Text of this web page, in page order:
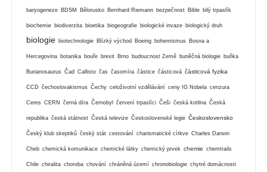
baryogeneze BDSM Bělorusko Bernhard Riemann bezpečnost Bible bilý trpaslík
biochemie biodiverzita bioetika biogeografie biologické invaze biologický druh
biologie biotechnologie Blízký východ Boeing bohemismus Bosna a
Hercegovina botanika bouře brexit Brno budoucnost Země buněčná biologie buňka
Burianosaurus Čad Callisto čas časomíra částice částicová částicová fyzika
CCD čechoslovakismus Čechy celoživotní vzdělávání ceny IG Nobela cenzura
Ceres CERN černá díra Černobyl červení trpaslíci Češi česká kotlina Česká
republika česká státnost Česká televize Československé legie Československo
Český klub skeptiků český stát cestování charismatické církve Charles Darwin
Cheb chemická komunikace chemické látky chemický prvek chemie chemtrails
Chile chiralita choroba chování chráněná území chronobiologie chytré domácnosti